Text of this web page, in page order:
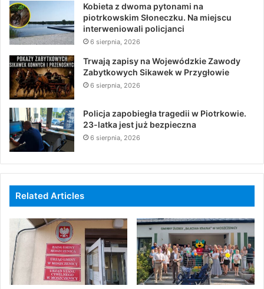
Kobieta z dwoma pytonami na
piotrkowskim Słoneczku. Na miejscu
interweniowali policjanci
6 sierpnia, 2026
Trwają zapisy na Wojewódzkie Zawody
Zabytkowych Sikawek w Przygłowie
6 sierpnia, 2026
Policja zapobiegła tragedii w Piotrkowie.
23-latka jest już bezpieczna
6 sierpnia, 2026
Related Articles